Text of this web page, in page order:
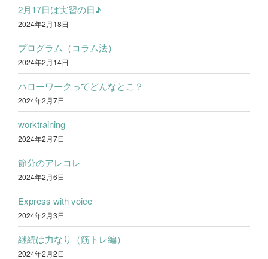
2月17日は実習の日♪
2024年2月18日
プログラム（コラム法）
2024年2月14日
ハローワークってどんなとこ？
2024年2月7日
worktraining
2024年2月7日
節分のアレコレ
2024年2月6日
Express with voice
2024年2月3日
継続は力なり（筋トレ編）
2024年2月2日